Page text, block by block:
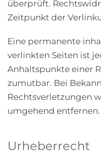
überprüft.
Zeitpunkt der
Eine permanente
verlinkten Seiten ist
Anhaltspunkte einer
zumutbar. Bei
Rechtsverletzungen
umgehend entfernen.
Urheberrecht